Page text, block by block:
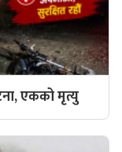
एकको मृत्यु